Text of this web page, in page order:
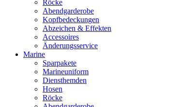
Röcke
Abendgarderobe
Kopfbedeckungen
Abzeichen & Effekten
Accessoires
Änderungsservice
Marine
Sparpakete
Marineuniform
Diensthemden
Hosen
Röcke